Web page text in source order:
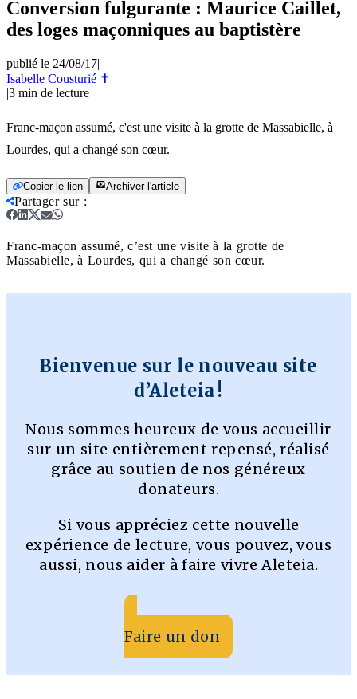
Conversion fulgurante : Maurice Caillet,
des loges maçonniques au baptistère
publié le 24/08/17|
Isabelle Cousturié ✝
|3 min de lecture
Franc-maçon assumé, c'est une visite à la grotte de Massabielle, à
Lourdes, qui a changé son cœur.
Copier le lien Archiver l'article
Partager sur:
Franc-maçon assumé, c’est une visite à la grotte de
Massabielle, à Lourdes, qui a changé son cœur.
Bienvenue sur le nouveau site
d’Aleteia !
Nous sommes heureux de vous accueillir
sur un site entièrement repensé, réalisé
grâce au soutien de nos généreux
donateurs.
Si vous appréciez cette nouvelle
expérience de lecture, vous pouvez, vous
aussi, nous aider à faire vivre Aleteia.
Faire un don